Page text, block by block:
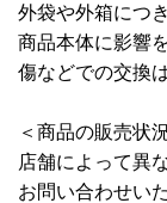
外袋や外箱につ
商品本体に影響
傷などでの交換
＜商品の販売状
店舗によって異
お問い合わせい